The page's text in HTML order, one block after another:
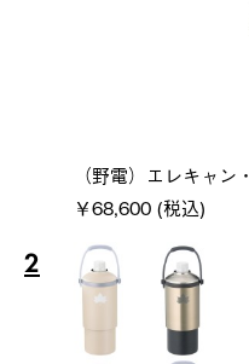
（野電）エレキャン
￥68,600 (税込)
2